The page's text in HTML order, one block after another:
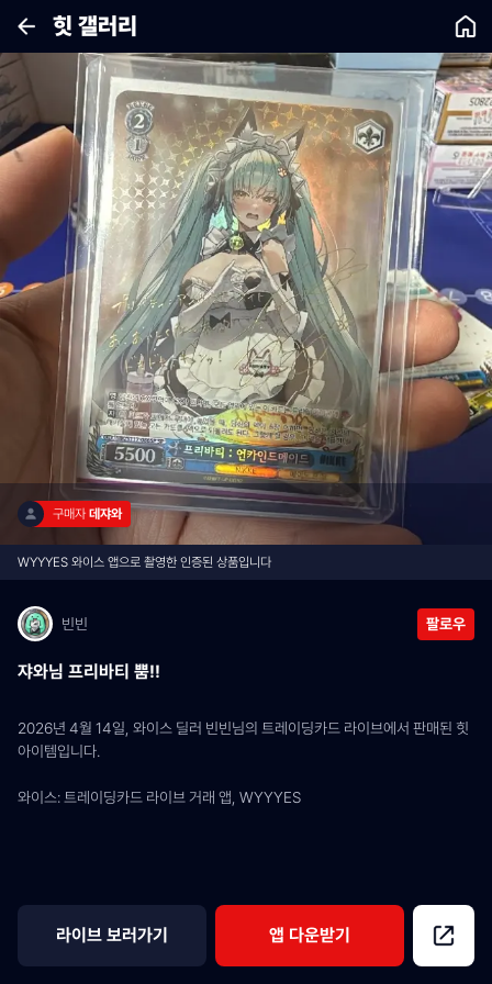
힛 갤러리
구매자 데쟈와
WYYYES 와이스 앱으로 촬영한 인증된 상품입니다
빈빈 팔로우
쟈와님 프리바티 뿜!!
2026년 4월 14일, 와이스 딜러 빈빈님의 트레이딩카드 라이브에서 판매된 힛
아이템입니다.
와이스: 트레이딩카드 라이브 거래 앱, WYYYES
라이브 보러가기 앱 다운받기